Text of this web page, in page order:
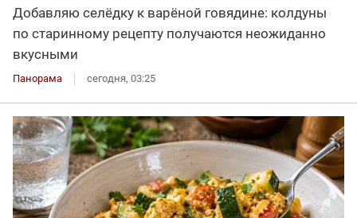
Добавляю селёдку к варёной говядине: колдуны
по старинному рецепту получаются неожиданно
вкусными
Панорама сегодня, 03:25